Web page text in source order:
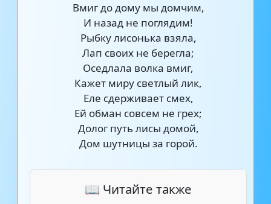
Вмиг до дому мы домчим,
И назад не поглядим!
Рыбку лисонька взяла,
Лап своих не берегла;
Оседлала волка вмиг,
Кажет миру светлый лик,
Еле сдерживает смех,
Ей обман совсем не грех;
Долог путь лисы домой,
Дом шутницы за горой.
📖 Читайте также